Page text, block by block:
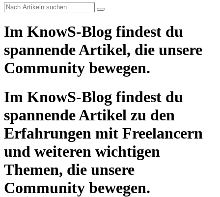
Im KnowS-Blog findest du
spannende Artikel, die unsere
Community bewegen.
Im KnowS-Blog findest du
spannende Artikel zu den
Erfahrungen mit Freelancern
und weiteren wichtigen
Themen, die unsere
Community bewegen.